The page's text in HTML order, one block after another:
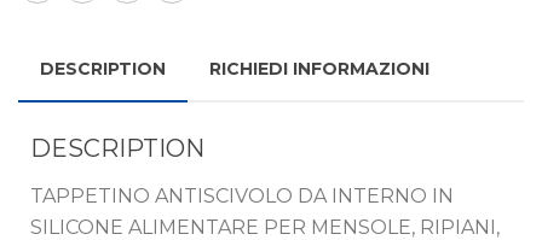
DESCRIPTION RICHIEDI INFORMAZIONI
DESCRIPTION
TAPPETINO ANTISCIVOLO DA INTERNO IN
SILICONE ALIMENTARE PER MENSOLE, RIPIANI,